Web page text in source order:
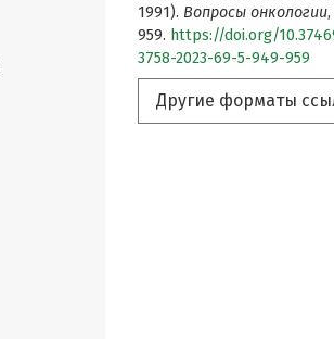
1991). Вопросы онкологии,
959. https://doi.org/
3758-2023-69-5-949-959
Другие форматы